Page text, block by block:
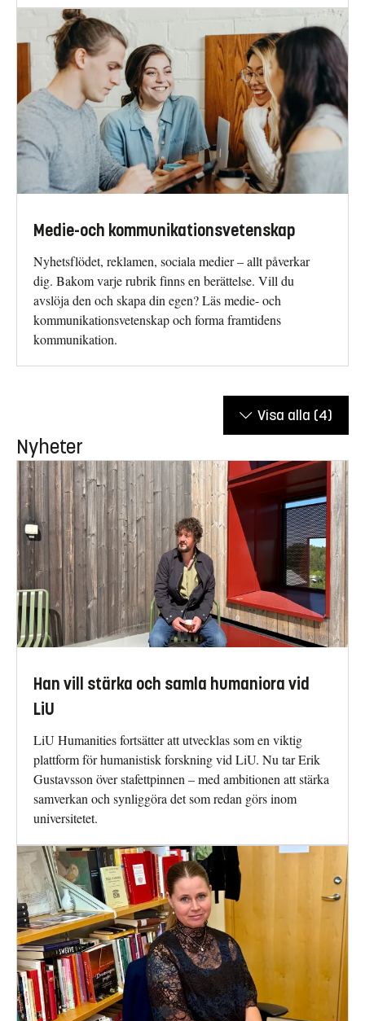
Medie-och kommunikationsvetenskap
Nyhetsflödet, reklamen, sociala medier – allt påverkar
dig. Bakom varje rubrik finns en berättelse. Vill du
avslöja den och skapa din egen? Läs medie- och
kommunikationsvetenskap och forma framtidens
kommunikation.
Visa alla (4)
Nyheter
Han vill stärka och samla humaniora vid
LiU
LiU Humanities fortsätter att utvecklas som en viktig
plattform för humanistisk forskning vid LiU. Nu tar Erik
Gustavsson över stafettpinnen – med ambitionen att stärka
samverkan och synliggöra det som redan görs inom
universitetet.